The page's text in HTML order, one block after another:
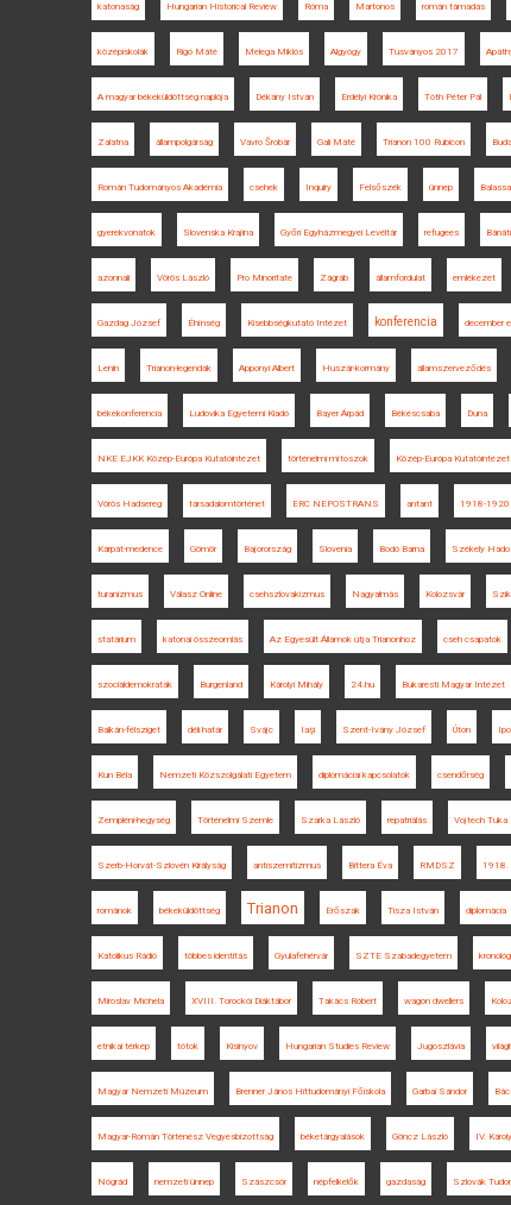
katonaság Hungarian Historical Review Róma Martonos román támadás
középiskolák Rigó Máté Melega Miklós Algyógy Tusványos 2017
A magyar békeküldöttség naplója Dékány István Erdélyi Krónika Tóth Péter Pál
Zalatna állampolgárság Vavro Šrobár Gali Máté Trianon 100 Rubicon
Román Tudományos Akadémia csehek Inquiry Felsőszék ünnep
gyerekvonatok Slovenska Krajina Győri Egyházmegyei Levéltár refugees
azonnali Vörös László Pro Minoritate Zágráb államfordulat emlékezet
Gazdag József Éhínség Kisebbségkutató Intézet konferencia december
Lenin Trianon-legendák Apponyi Albert Huszár-kormány államszerveződés
békekonferencia Ludovika Egyetemi Kiadó Bayer Árpád Békéscsaba Duna
NKE EJKK Közép-Európa Kutatóintézet történelmi mítoszok Közép-Európa Kutatóintézet
Vörös Hadsereg társadalomtörténet ERC NEPOSTRANS antant 1918-1920
Kárpát-medence Gömör Bajorország Slovenia Bodó Barna Székely
turanizmus Válasz Online csehszlovakizmus Nagyalmás Kolozsvár
statárium katonai összeomlás Az Egyesült Államok útja Trianonhoz cseh csapatok
szociáldemokraták Burgenland Károlyi Mihály 24.hu Bukaresti Magyar Intézet
Balkán-félsziget déli határ Svájc Iaşi Szent-Ivány József Úton
Kun Béla Nemzeti Közszolgálati Egyetem diplomáciai kapcsolatok csendőrség
Zempléni-hegység Történelmi Szemle Szarka László repatriálás Vojtech Tuka
Szerb-Horvát-Szlovén Királyság antiszemitizmus Bittera Éva RMDSZ 1918.
románok békeküldöttség Trianon Erőszak Tisza István diplomácia
Katolikus Rádió többes identitás Gyulafehérvár SZTE Szabadegyetem
Miroslav Michela XVIII. Torockói Diáktábor Takács Róbert wagon dwellers
etnikai térkép tótok Kisinyov Hungarian Studies Review Jugoszlávia
Magyar Nemzeti Múzeum Brenner János Hittudományi Főiskola Garbai Sándor
Magyar-Román Történész Vegyesbizottság béketárgyalások Göncz László IV. Károly
Nógrád nemzeti ünnep Szászcsór népfelkelők gazdaság Szlovák